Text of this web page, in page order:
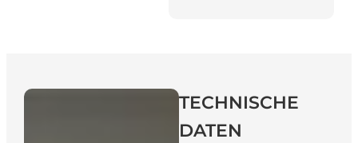
TECHNISCHE
DATEN